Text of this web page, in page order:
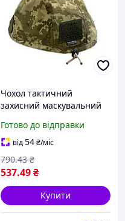
Чохол тактичний
захисний маскувальний
кавер для шолома Single
Sword ALLe1694
Готово до відправки
від54₴/міс
537.49₴
790.43 ₴
Купити